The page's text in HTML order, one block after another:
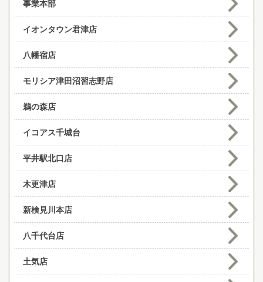
事業本部
イオンタウン君津店
八幡宿店
モリシア津田沼習志野店
鵜の森店
イコアス千城台
平井駅北口店
木更津店
新検見川本店
八千代台店
土気店